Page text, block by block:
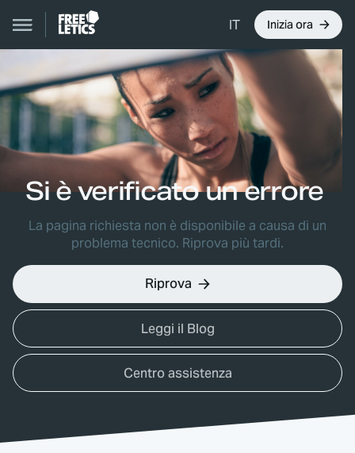
IT Inizia ora
Si è verificato un errore
La pagina richiesta non è disponibile a causa di un
problema tecnico. Riprova più tardi.
Riprova
Leggi il Blog
Centro assistenza